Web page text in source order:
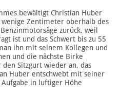
bewältigt Christian Huber
Zentimeter oberhalb des
zurück, weil
ist und das Schwert bis zu 55
ihn mit seinem Kollegen und
und die nächste Birke
Sitzgurt wieder an, das
Huber entschwebt mit seiner
in luftiger Höhe